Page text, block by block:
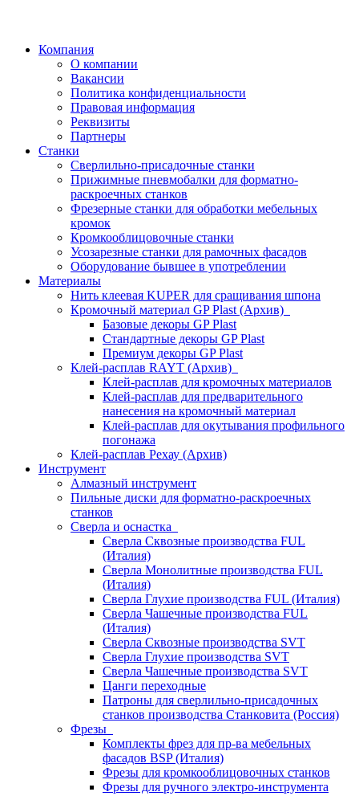
Компания
О компании
Вакансии
Политика конфиденциальности
Правовая информация
Реквизиты
Партнеры
Станки
Сверлильно-присадочные станки
Прижимные пневмобалки для форматно-
раскроечных станков
Фрезерные станки для обработки мебельных
кромок
Кромкооблицовочные станки
Усозарезные станки для рамочных фасадов
Оборудование бывшее в употреблении
Материалы
Нить клеевая KUPER для сращивания шпона
Кромочный материал GP Plast (Архив)
Базовые декоры GP Plast
Стандартные декоры GP Plast
Премиум декоры GP Plast
Клей-расплав RAYT (Архив)
Клей-расплав для кромочных материалов
Клей-расплав для предварительного
нанесения на кромочный материал
Клей-расплав для окутывания профильного
погонажа
Клей-расплав Рехау (Архив)
Инструмент
Алмазный инструмент
Пильные диски для форматно-раскроечных
станков
Сверла и оснастка
Сверла Сквозные производства FUL
(Италия)
Сверла Монолитные производства FUL
(Италия)
Сверла Глухие производства FUL (Италия)
Сверла Чашечные производства FUL
(Италия)
Сверла Сквозные производства SVT
Сверла Глухие производства SVT
Сверла Чашечные производства SVT
Цанги переходные
Патроны для сверлильно-присадочных
станков производства Станковита (Россия)
Фрезы
Комплекты фрез для пр-ва мебельных
фасадов BSP (Италия)
Фрезы для кромкооблицовочных станков
Фрезы для ручного электро-инструмента